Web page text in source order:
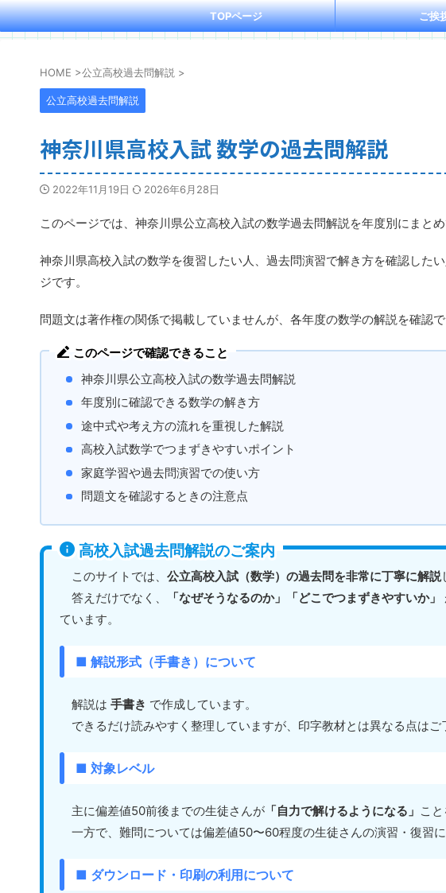
TOPページ ご挨
HOME >公立高校過去問解説 >
公立高校過去問解説
神奈川県高校入試 数学の過去問解説
2022年11月19日 2026年6月28日
このページでは、神奈川県公立高校入試の数学過去問解説を年度別にまとめ
神奈川県高校入試の数学を復習したい人、過去問演習で解き方を確認した
ジです。
問題文は著作権の関係で掲載していませんが、各年度の数学の解説を確認
このページで確認できること
神奈川県公立高校入試の数学過去問解説
年度別に確認できる数学の解き方
途中式や考え方の流れを重視した解説
高校入試数学でつまずきやすいポイント
家庭学習や過去問演習での使い方
問題文を確認するときの注意点
高校入試過去問解説のご案内
このサイトでは、 公立高校入試（数学）の過去問を非常に丁寧に解説
答えだけでなく、
「なぜそうなるのか」「どこでつまずきやすいか」
ています。
■ 解説形式（手書き）について
解説は 手書き で作成しています。
できるだけ読みやすく整理していますが、印字教材とは異なる点はご
■ 対象レベル
主に偏差値50前後までの生徒さんが 「自力で解けるようになる」 こ
一方で、難問については偏差値50〜60程度の生徒さんの演習・復習に
■ ダウンロード・印刷の利用について